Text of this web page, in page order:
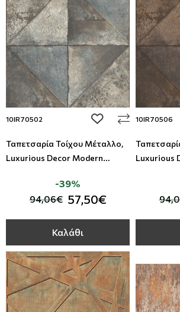
10IR70502 add to wishlist
Ταπετσαρία Τοίχου Μέταλλο,
Luxurious Decor Modern
94,06€ 57,50€
-39%
Καλάθι
10IR70506
Luxurious